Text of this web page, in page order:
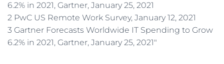
6.2% in 2021, Gartner, January 25, 2021
2 PwC US Remote Work Survey, January 12, 2021
3 Gartner Forecasts Worldwide IT Spending to Grow
6.2% in 2021, Gartner, January 25, 2021″